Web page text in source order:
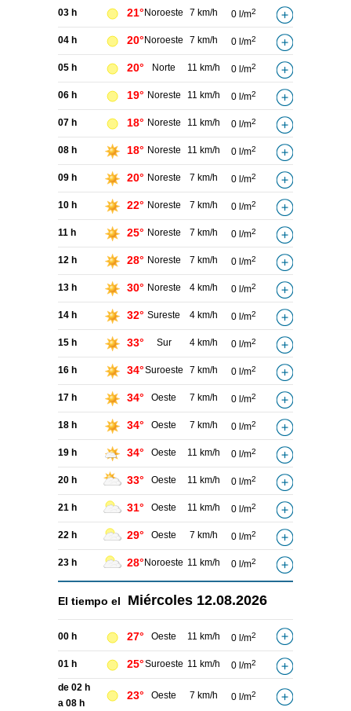
03 h 21° Noroeste 7 km/h 0 l/m2
04 h 20° Noroeste 7 km/h 0 l/m2
05 h 20° Norte 11 km/h 0 l/m2
06 h 19° Noreste 11 km/h 0 l/m2
07 h 18° Noreste 11 km/h 0 l/m2
08 h 18° Noreste 11 km/h 0 l/m2
09 h 20° Noreste 7 km/h 0 l/m2
10 h 22° Noreste 7 km/h 0 l/m2
11 h 25° Noreste 7 km/h 0 l/m2
12 h 28° Noreste 7 km/h 0 l/m2
13 h 30° Noreste 4 km/h 0 l/m2
14 h 32° Sureste 4 km/h 0 l/m2
15 h 33° Sur 4 km/h 0 l/m2
16 h 34°Suroeste 7 km/h 0 l/m2
17 h 34° Oeste 7 km/h 0 l/m2
18 h 34° Oeste 7 km/h 0 l/m2
19 h 34° Oeste 11 km/h 0 l/m2
20 h 33° Oeste 11 km/h 0 l/m2
21 h 31° Oeste 11 km/h 0 l/m2
22 h 29° Oeste 7 km/h 0 l/m2
23 h 28° Noroeste 11 km/h 0 l/m2
El tiempo el Miércoles 12.08.2026
00 h 27° Oeste 11 km/h 0 l/m2
01 h 25°Suroeste 11 km/h 0 l/m2
de 02 h
a 08 h
23° Oeste 7 km/h 0 l/m2